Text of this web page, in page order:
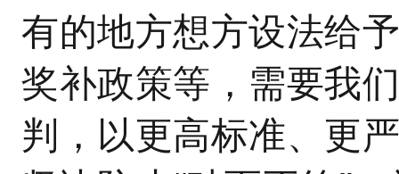
有的地方想方设法给
奖补政策等，需要我
判，以更高标准、更